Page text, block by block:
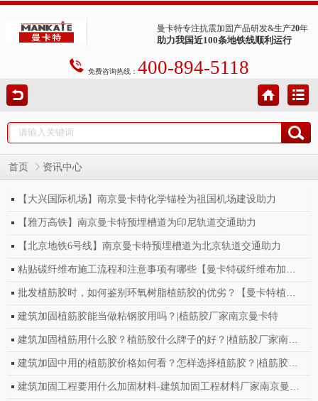
曼卡特专注抗震加固产品研发&生产20年
助力我国近100条地铁线顺利运行
免费咨询热线： 400-894-5118
首页 资讯中心
【大兴国际机场】南京曼卡特化学锚栓为祖国机场建设助力
【雅万高铁】南京曼卡特预埋槽道为印尼轨道交通助力
【北京地铁6号线】南京曼卡特预埋槽道为北京轨道交通助力
粘贴碳纤维布施工流程和注意事项有哪些【曼卡特碳纤维布加固】
批发植筋胶时，如何鉴别环氧树脂植筋胶的优劣？【曼卡特植筋胶】
建筑加固植筋胶能当做粘钢胶用吗？|植筋胶厂家南京曼卡特
建筑加固植筋用什么胶？植筋胶什么牌子的好？|植筋胶厂家南京曼卡特
建筑加固中用的植筋胶价格如何看？怎样选择植筋胶？|植筋胶厂家南京曼卡特
建筑加固工程要用什么加固材料-建筑加固工程材料厂家南京曼卡特